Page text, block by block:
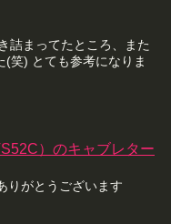
詰まってたところ、また
(笑) とても参考になりま
）のキャブレター
りがとうございます